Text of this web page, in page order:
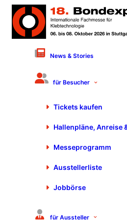
News & Stories
für Besucher
Tickets kaufen
Hallenpläne, Anreise
Messeprogramm
Ausstellerliste
Jobbörse
für Aussteller
Motek/
Oktober 2021